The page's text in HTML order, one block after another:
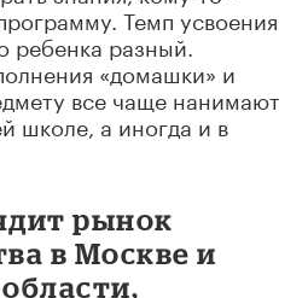
Темп усвоения
ребенка разный.
«домашки» и
все чаще нанимают
школе, а иногда и в
рынок
в Москве и